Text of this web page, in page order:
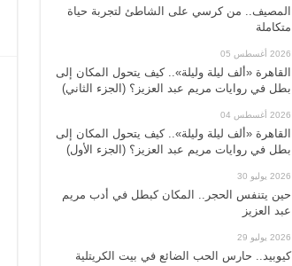
المصيف.. من كرسي على الشاطئ لتجربة حياة
متكاملة
2026 أغسطس 05
القاهرة «ألف ليلة وليلة».. كيف يتحول المكان إلى
بطل في روايات مريم عبد العزيز؟ (الجزء الثاني)
2026 أغسطس 04
القاهرة «ألف ليلة وليلة».. كيف يتحول المكان إلى
بطل في روايات مريم عبد العزيز؟ (الجزء الأول)
2026 يوليو 30
حين يتنفس الحجر.. المكان كبطل في أدب مريم
عبد العزيز
2026 يوليو 29
كيوبيد.. حارس الحب الضائع في بيت الكريتلية